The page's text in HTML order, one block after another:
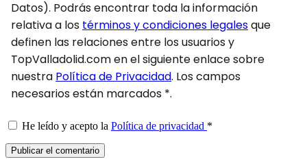
Datos). Podrás encontrar toda la información
relativa a los términos y condiciones legalesque
definen las relaciones entre los usuarios y
TopValladolid.com en el siguiente enlace sobre
nuestra Política de Privacidad. Los campos
necesarios están marcados *.
He leído y acepto la Política de privacidad *